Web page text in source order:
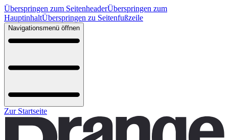
Überspringen zum SeitenheaderÜberspringen zum
HauptinhaltÜberspringen zu Seitenfußzeile
Navigationsmenü öffnen
Zur Startseite